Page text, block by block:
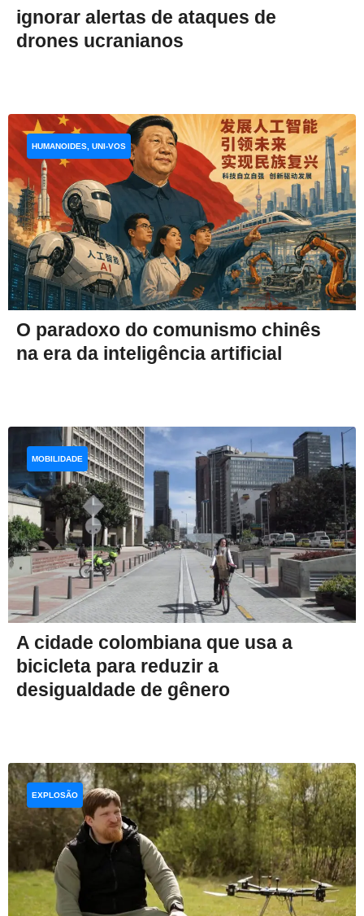
ignorar alertas de ataques de
drones ucranianos
O paradoxo do comunismo chinês
na era da inteligência artificial
HUMANOIDES, UNI-VOS
A cidade colombiana que usa a
bicicleta para reduzir a
desigualdade de gênero
MOBILIDADE
EXPLOSÃO